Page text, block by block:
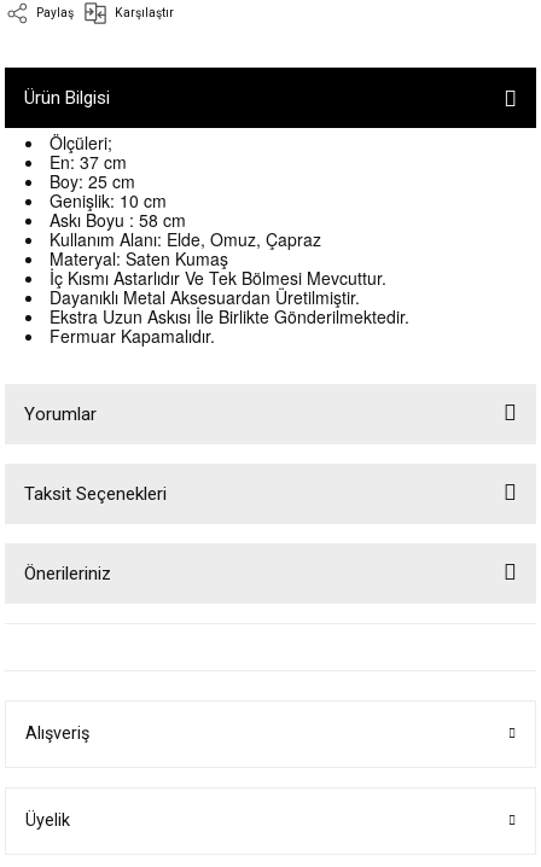
Paylaş Karşılaştır
Ürün Bilgisi
Ölçüleri;
En: 37 cm
Boy: 25 cm
Genişlik: 10 cm
Askı Boyu : 58 cm
Kullanım Alanı: Elde, Omuz, Çapraz
Materyal: Saten Kumaş
İç Kısmı Astarlıdır Ve Tek Bölmesi Mevcuttur.
Dayanıklı Metal Aksesuardan Üretilmiştir.
Ekstra Uzun Askısı İle Birlikte Gönderilmektedir.
Fermuar Kapamalıdır.
Yorumlar
Taksit Seçenekleri
Önerileriniz
Ürün bilgilerinde hatalar bulunuyor.
Alışveriş
Üyelik